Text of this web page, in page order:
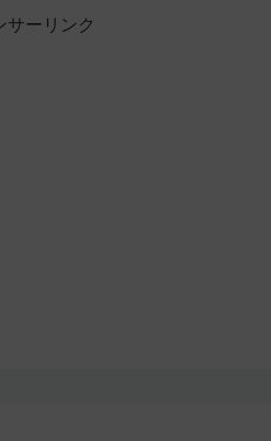
サーリンク